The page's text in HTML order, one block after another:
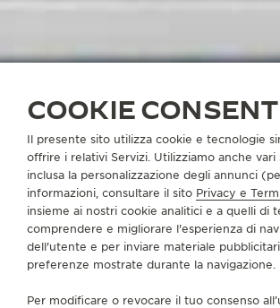
COOKIE CONSENT
Il presente sito utilizza cookie e tecnologie
offrire i relativi Servizi. Utilizziamo anche vari
inclusa la personalizzazione degli annunci
informazioni, consultare il sito Privacy e
insieme ai nostri cookie analitici e a quelli di
comprendere e migliorare l'esperienza di
dell'utente e per inviare materiale
preferenze mostrate durante la navigazione.
Per modificare o revocare il tuo consenso